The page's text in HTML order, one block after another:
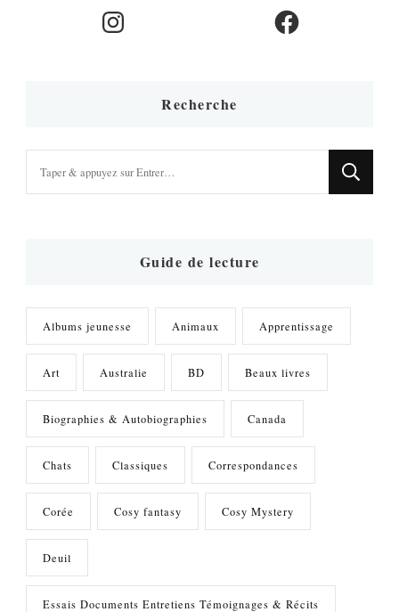
Instagram Facebook
Recherche
Guide de lecture
Albums jeunesse Animaux Apprentissage
Art Australie BD Beaux livres
Biographies & Autobiographies Canada
Chats Classiques Correspondances
Corée Cosy fantasy Cosy Mystery
Deuil
Essais Documents Entretiens Témoignages & Récits